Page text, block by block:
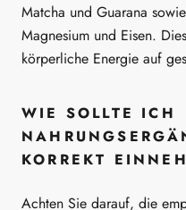
Matcha und Guarana
Magnesium und Eisen.
körperliche Energie auf
WIE SOLLTE ICH
KORREKT
Achten Sie darauf, die